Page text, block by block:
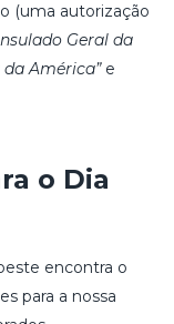
(uma autorização
Geral da
América” e
o Dia
encontra o
para a nossa